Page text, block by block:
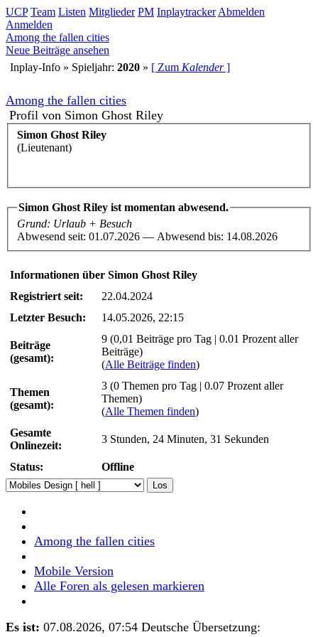
UCP Team Listen Mitglieder PM Inplaytracker Abmelden
Anmelden
Among the fallen cities
Neue Beiträge ansehen
Inplay-Info » Spieljahr: 2020 » [ Zum Kalender]
Among the fallen cities
Profil von Simon Ghost Riley
Simon Ghost Riley
(Lieutenant)
Simon Ghost Riley ist momentan abwesend.
Grund: Urlaub + Besuch
Abwesend seit: 01.07.2026 — Abwesend bis: 14.08.2026
Informationen über Simon Ghost Riley
Registriert seit:
22.04.2024
Letzter Besuch:
14.05.2026, 22:15
Beiträge
(gesamt):
9 (0,01 Beiträge pro Tag | 0.01 Prozent aller
Beiträge)
(Alle Beiträge finden)
Themen
(gesamt):
3 (0 Themen pro Tag | 0.07 Prozent aller
Themen)
(Alle Themen finden)
Gesamte
Onlinezeit:
3 Stunden, 24 Minuten, 31 Sekunden
Status: Offline
Among the fallen cities
Mobile Version
Alle Foren als gelesen markieren
Es ist: 07.08.2026, 07:54 Deutsche Übersetzung: